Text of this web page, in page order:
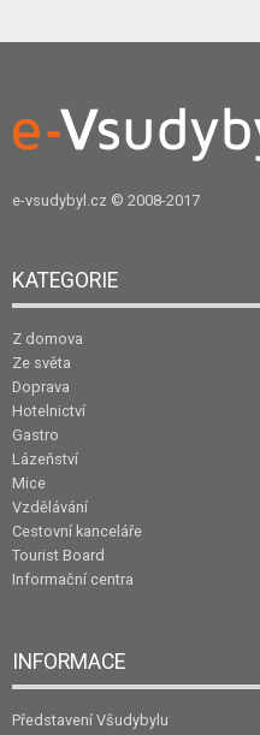
e-vsudybyl.cz © 2008-2017
KATEGORIE
Z domova
Ze světa
Doprava
Hotelnictví
Gastro
Lázeňství
Mice
Vzdělávání
Cestovní kanceláře
Tourist Board
Informační centra
INFORMACE
Představení Všudybylu